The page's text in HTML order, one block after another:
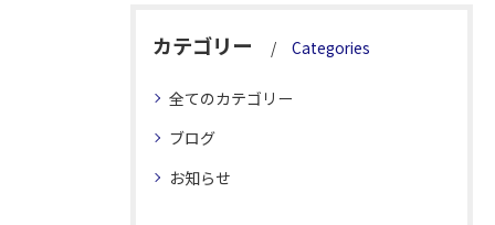
カテゴリー Categories
全てのカテゴリー
ブログ
お知らせ